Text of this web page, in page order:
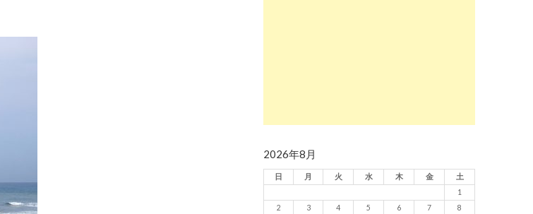
2026年8月
日 月 火 水 木 金
土
1
2
3 4 5 6 7
8